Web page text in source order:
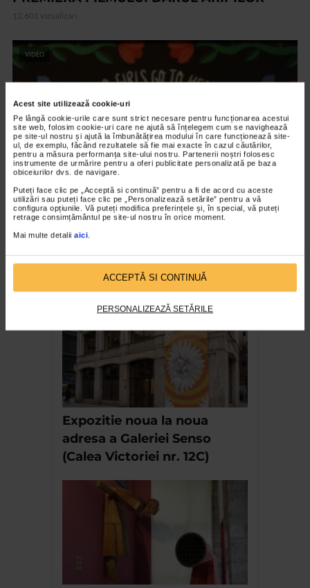
Acest site utilizează cookie-uri
Pe lângă cookie-urile care sunt strict necesare pentru funcționarea acestui
site web, folosim cookie-uri care ne ajută să înțelegem cum se navighează
pe site-ul nostru și ajută la îmbunătățirea modului în care funcționează site-
ul, de exemplu, făcând rezultatele să fie mai exacte în cazul căutărilor,
pentru a măsura performanța site-ului nostru. Partenerii noștri folosesc
instrumente de urmărire pentru a oferi publicitate personalizată pe baza
obiceiurilor dvs. de navigare.
Puteți face clic pe „Acceptă si continuă” pentru a fi de acord cu aceste
utilizări sau puteți face clic pe „Personalizează setările” pentru a vă
configura opțiunile. Vă puteți modifica preferințele și, în special, vă puteți
retrage consimțământul pe site-ul nostru în orice moment.
Mai multe detalii aici
ACCEPTĂ SI CONTINUĂ
PERSONALIZEAZĂ SETĂRILE
12.601 vizualizari
VIDEO
ARTELE SPECTACOLULUI
Expozitia Martie la feminin
RECOMANDĂRI
Expozitie noua la noua
adresa a Galeriei Senso
(Calea Victoriei nr. 12C)